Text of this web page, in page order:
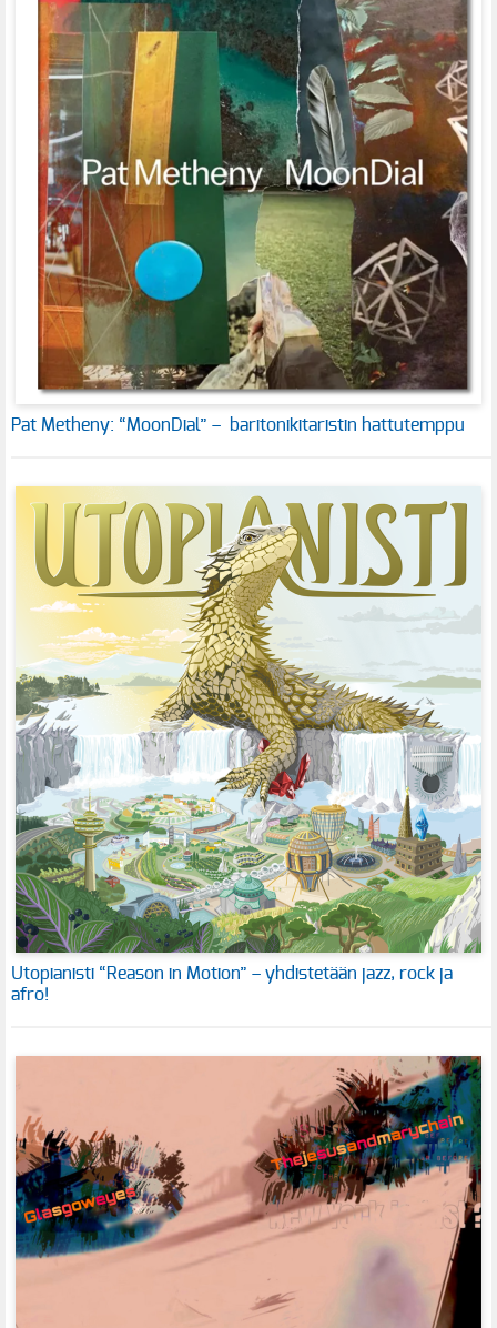
Pat Metheny: “MoonDial” – baritonikitaristin hattutemppu
Utopianisti “Reason in Motion” – yhdistetään jazz, rock ja
afro!